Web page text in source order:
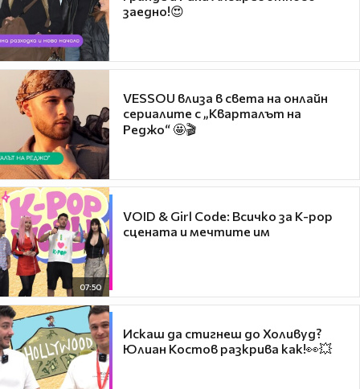
заедно!😍
VESSOU влиза в света на онлайн
сериалите с „Кварталът на
Реджо“ 🤩🎬
07:50
VOID & Girl Code: Всичко за K-pop
сцената и мечтите им
Искаш да стигнеш до Холивуд?
Юлиан Костов разкрива как!👀💥